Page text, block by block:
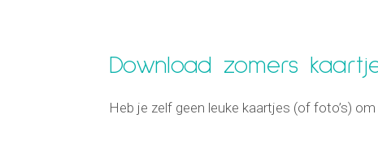
Download zomers
Heb je zelf geen leuke kaartjes (of foto’s)